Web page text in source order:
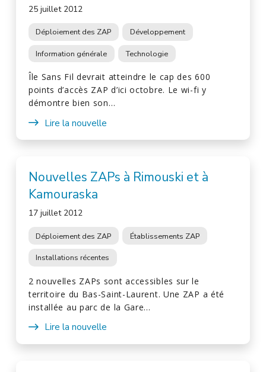
25 juillet 2012
Déploiement des ZAP Développement
Information générale Technologie
Île Sans Fil devrait atteindre le cap des 600
points d’accès ZAP d’ici octobre. Le wi-fi y
démontre bien son…
Lire la nouvelle
Nouvelles ZAPs à Rimouski et à
Kamouraska
17 juillet 2012
Déploiement des ZAP Établissements ZAP
Installations récentes
2 nouvelles ZAPs sont accessibles sur le
territoire du Bas-Saint-Laurent. Une ZAP a été
installée au parc de la Gare…
Lire la nouvelle